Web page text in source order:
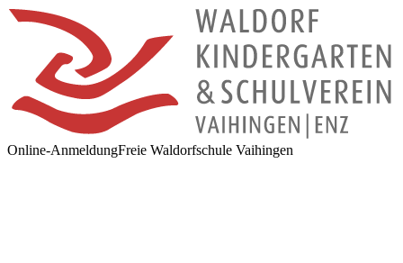
Online-AnmeldungFreie Waldorfschule Vaihingen